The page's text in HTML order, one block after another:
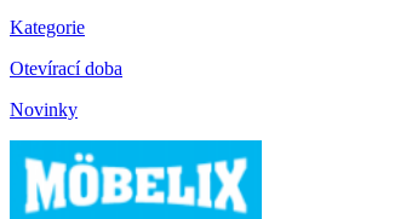
Kategorie
Otevírací doba
Novinky